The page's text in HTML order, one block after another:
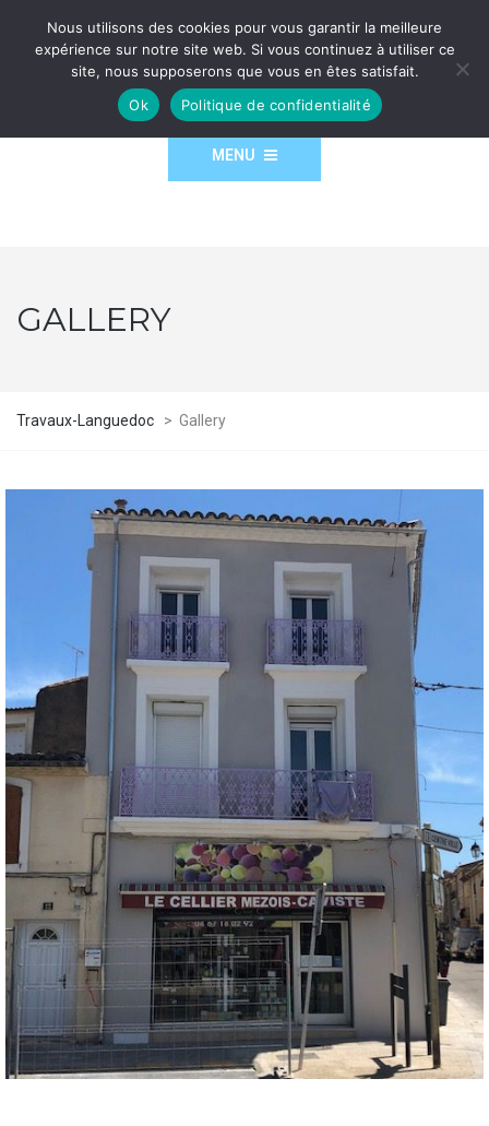
MENU
GALLERY
Travaux-Languedoc > Gallery
maison contemporaine
CONSTRUCTION
Nous utilisons des cookies pour vous garantir la meilleure
expérience sur notre site web. Si vous continuez à utiliser ce
site, nous supposerons que vous en êtes satisfait.
Ok
Politique de confidentialité